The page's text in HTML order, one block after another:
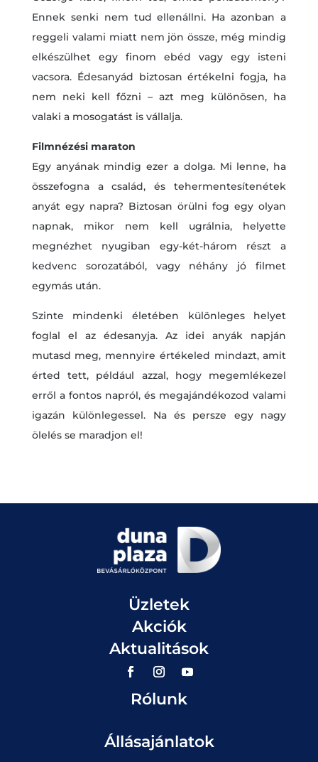
Ennek senki nem tud ellenállni. Ha azonban a
reggeli valami miatt nem jön össze, még mindig
elkészülhet egy finom ebéd vagy egy isteni
vacsora. Édesanyád biztosan értékelni fogja, ha
nem neki kell főzni – azt meg különösen, ha
valaki a mosogatást is vállalja.
Filmnézési maraton
Egy anyának mindig ezer a dolga. Mi lenne, ha
összefogna a család, és tehermentesítenétek
anyát egy napra? Biztosan örülni fog egy olyan
napnak, mikor nem kell ugrálnia, helyette
megnézhet nyugiban egy-két-három részt a
kedvenc sorozatából, vagy néhány jó filmet
egymás után.
Szinte mindenki életében különleges helyet
foglal el az édesanyja. Az idei anyák napján
mutasd meg, mennyire értékeled mindazt, amit
érted tett, például azzal, hogy megemlékezel
erről a fontos napról, és megajándékozod valami
igazán különlegessel. Na és persze egy nagy
ölelés se maradjon el!
Üzletek
Akciók
Aktualitások
Rólunk
Állásajánlatok